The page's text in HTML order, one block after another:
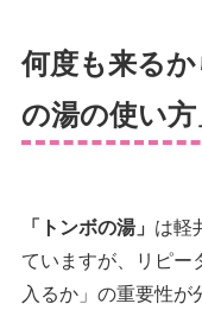
何度も来る
の湯の使い方
「トンボの湯」 は軽
ていますが、リピー
入るか」の重要性が